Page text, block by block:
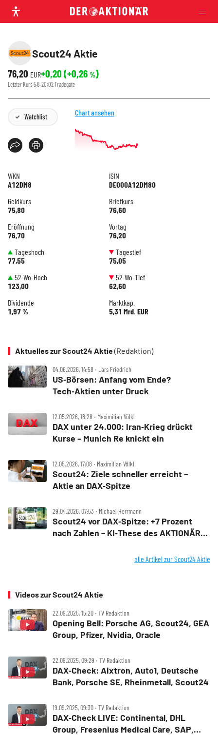
Scout24 Aktie
76,20 EUR+0,20 (+0,26 %)
Letzter Kurs5.8. 20:02Tradegate
Watchlist Chart ansehen
WKN
A12DM8
ISIN
DE000A12DM80
Geldkurs
75,80
Briefkurs
76,60
Eröffnung
76,70
Vortag
76,20
Tageshoch
77,55
Tagestief
75,05
52-Wo-Hoch
123,00
52-Wo-Tief
62,60
Dividende
1,97 %
Marktkap.
5,31 Mrd. EUR
Aktuelles zur Scout24 Aktie(Redaktion)
04.06.2026, 14:58 ‧ Lars Friedrich
US‑Börsen: Anfang vom Ende?
Tech‑Aktien unter Druck
12.05.2026, 18:28 ‧ Maximilian Völkl
DAX unter 24.000: Iran‑Krieg drückt
Kurse – Munich Re knickt ein
12.05.2026, 17:08 ‧ Maximilian Völkl
Scout24: Ziele schneller erreicht –
Aktie an DAX‑Spitze
29.04.2026, 07:53 ‧ Michael Herrmann
Scout24 vor DAX‑Spitze: +7 Prozent
nach Zahlen – KI‑These des AKTIONÄR
alle Artikel zur Scout24 Aktie
Videos zur Scout24 Aktie
22.09.2025, 15:20 ‧ TV Redaktion
Opening Bell: Porsche AG, Scout24, GEA
Group, Pfizer, Nvidia, Oracle
22.09.2025, 09:29 ‧ TV Redaktion
DAX‑Check: Aixtron, Auto1, Deutsche
Bank, Porsche SE, Rheinmetall, Scout24
19.09.2025, 09:30 ‧ TV Redaktion
DAX‑Check LIVE: Continental, DHL
Group, Fresenius Medical Care, SAP,